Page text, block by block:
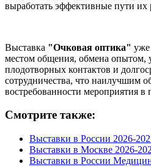
выработать эффективные пути их
Выставка "Очковая оптика" уже
местом общения, обмена опытом,
плодотворных контактов и
сотрудничества, что наилучшим
востребованности мероприятия в
Смотрите также:
Выставки в России 2026-
Выставки в Москве 2026-
Выставки в России